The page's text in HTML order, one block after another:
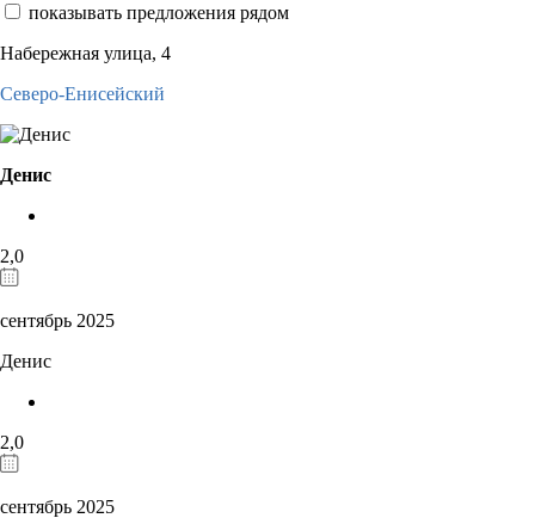
показывать предложения рядом
Набережная улица, 4
Северо-Енисейский
Дениc
2,0
сентябрь 2025
Дениc
2,0
сентябрь 2025